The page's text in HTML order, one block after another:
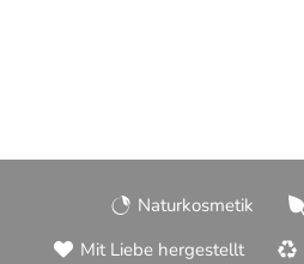
Naturkosmetik
Mit Liebe hergestellt